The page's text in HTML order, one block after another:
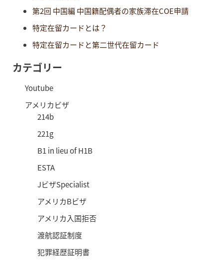
第2回 中国編 中国籍配偶者の家族滞在COE申請
特定在留カードとは？
特定在留カードと第二世代在留カード
カテゴリー
Youtube
アメリカビザ
214b
221g
B1 in lieu of H1B
ESTA
JビザSpecialist
アメリカBビザ
アメリカ入国拒否
渡航認証制度
犯罪経歴証明書